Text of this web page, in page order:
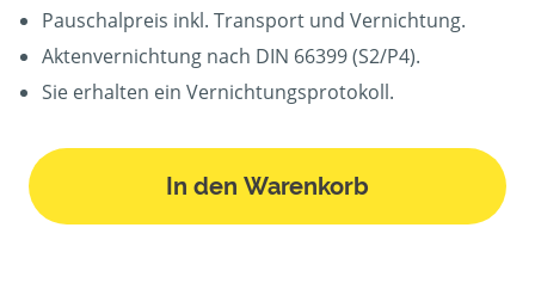
Pauschalpreis inkl. Transport und Vernichtung.
Aktenvernichtung nach DIN 66399 (S2/P4).
Sie erhalten ein Vernichtungsprotokoll.
In den Warenkorb